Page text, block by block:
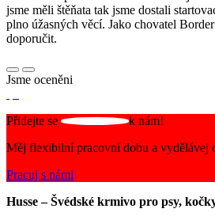
jsme měli štěňata tak jsme dostali
plno úžasných věcí. Jako chovatel
doporučit.
Jsme oceněni
Přidejte se
k nám!
Měj flexibilní pracovní dobu a vydělávej
Pracuj s námi
Husse – Švédské krmivo pro psy,